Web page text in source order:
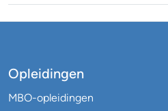
Opleidingen
MBO-opleidingen